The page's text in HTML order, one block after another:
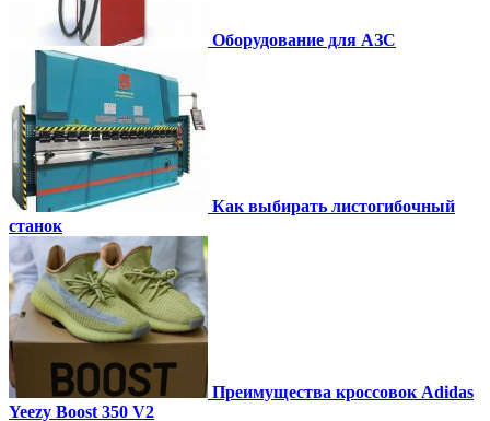
Оборудование для АЗС
Как выбирать листогибочный
станок
Преимущества кроссовок Adidas
Yeezy Boost 350 V2